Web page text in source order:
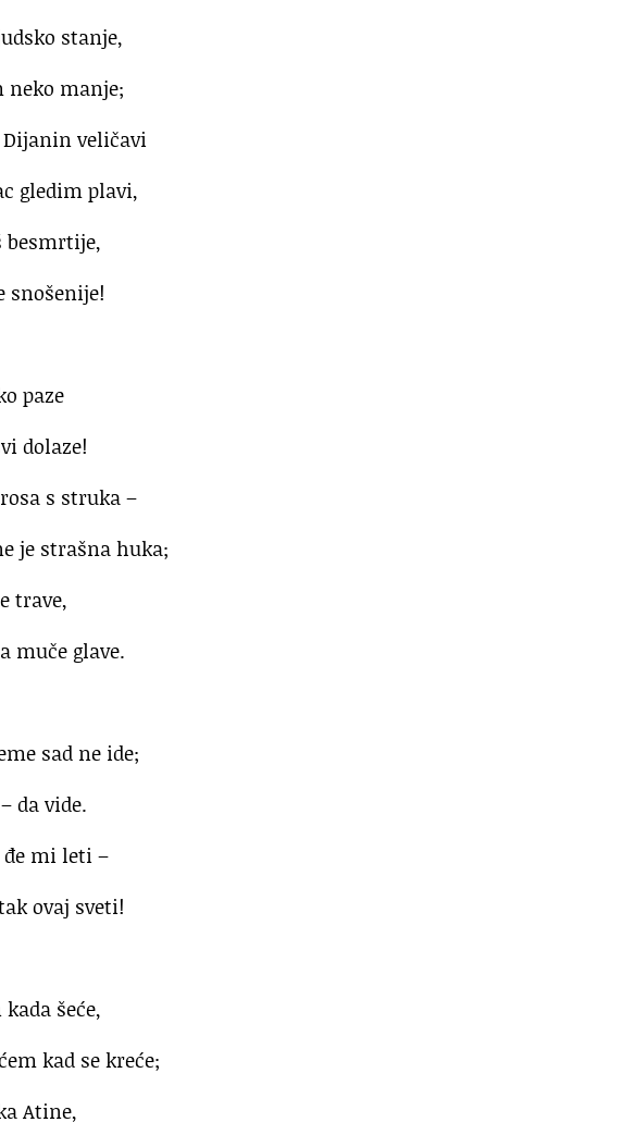
stanje,
neko manje;
veličavi
gledim plavi,
besmrtije,
snošenije!
paze
dolaze!
s struka –
je strašna huka;
trave,
muče glave.
sad ne ide;
da vide.
mi leti –
ovaj sveti!
šeće,
kad se kreće;
Atine,